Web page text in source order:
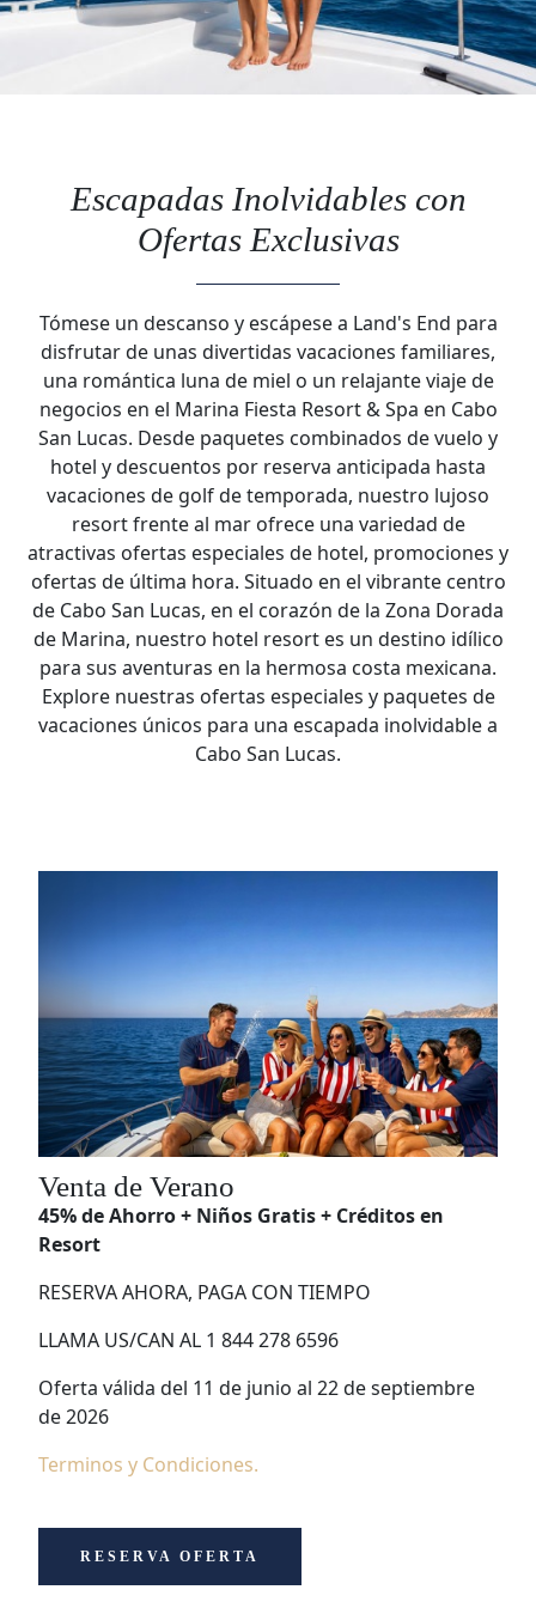
Escapadas Inolvidables con
Ofertas Exclusivas
Tómese un descanso y escápese a Land's End para
disfrutar de unas divertidas vacaciones familiares,
una romántica luna de miel o un relajante viaje de
negocios en el Marina Fiesta Resort & Spa en Cabo
San Lucas. Desde paquetes combinados de vuelo y
hotel y descuentos por reserva anticipada hasta
vacaciones de golf de temporada, nuestro lujoso
resort frente al mar ofrece una variedad de
atractivas ofertas especiales de hotel, promociones y
ofertas de última hora. Situado en el vibrante centro
de Cabo San Lucas, en el corazón de la Zona Dorada
de Marina, nuestro hotel resort es un destino idílico
para sus aventuras en la hermosa costa mexicana.
Explore nuestras ofertas especiales y paquetes de
vacaciones únicos para una escapada inolvidable a
Cabo San Lucas.
Venta de Verano
45% de Ahorro + Niños Gratis + Créditos en
Resort
RESERVA AHORA, PAGA CON TIEMPO
LLAMA US/CAN AL 1 844 278 6596
Oferta válida del 11 de junio al 22 de septiembre
de 2026
Terminos y Condiciones.
RESERVA OFERTA